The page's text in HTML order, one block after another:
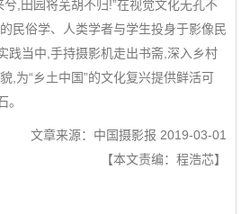
兮,田园将芜胡不归!”在视觉文化无孔不
民俗学、人类学者与学生投身于影像民
践当中,手持摄影机走出书斋,深入乡村
,为“乡土中国”的文化复兴提供鲜活可
。
文章来源：中国摄影报 2019-03-01
【本文责编：程浩芯】